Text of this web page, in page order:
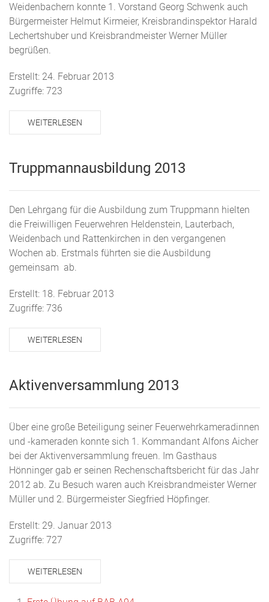
Weidenbachern konnte 1. Vorstand Georg Schwenk auch
Bürgermeister Helmut Kirmeier, Kreisbrandinspektor Harald
Lechertshuber und Kreisbrandmeister Werner Müller
begrüßen.
Erstellt: 24. Februar 2013
Zugriffe: 723
WEITERLESEN
Truppmannausbildung 2013
Den Lehrgang für die Ausbildung zum Truppmann hielten
die Freiwilligen Feuerwehren Heldenstein, Lauterbach,
Weidenbach und Rattenkirchen in den vergangenen
Wochen ab. Erstmals führten sie die Ausbildung
gemeinsam ab.
Erstellt: 18. Februar 2013
Zugriffe: 736
WEITERLESEN
Aktivenversammlung 2013
Über eine große Beteiligung seiner Feuerwehrkameradinnen
und -kameraden konnte sich 1. Kommandant Alfons Aicher
bei der Aktivenversammlung freuen. Im Gasthaus
Hönninger gab er seinen Rechenschaftsbericht für das Jahr
2012 ab. Zu Besuch waren auch Kreisbrandmeister Werner
Müller und 2. Bürgermeister Siegfried Höpfinger.
Erstellt: 29. Januar 2013
Zugriffe: 727
WEITERLESEN